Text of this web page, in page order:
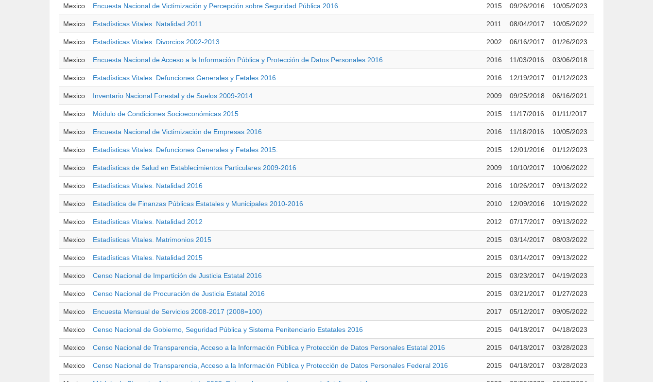
Mexico Encuesta Nacional de Victimización y Percepción sobre Seguridad Pública 2016 2015 09/26/2016 10/05/2023
Mexico Estadísticas Vitales. Natalidad 2011 2011 08/04/2017 10/05/2022
Mexico Estadísticas Vitales. Divorcios 2002-2013 2002 06/16/2017 01/26/2023
Mexico Encuesta Nacional de Acceso a la Información Pública y Protección de Datos Personales 2016 2016 11/03/2016 03/06/2018
Mexico Estadísticas Vitales. Defunciones Generales y Fetales 2016 2016 12/19/2017 01/12/2023
Mexico Inventario Nacional Forestal y de Suelos 2009-2014 2009 09/25/2018 06/16/2021
Mexico Módulo de Condiciones Socioeconómicas 2015 2015 11/17/2016 01/11/2017
Mexico Encuesta Nacional de Victimización de Empresas 2016 2016 11/18/2016 10/05/2023
Mexico Estadísticas Vitales. Defunciones Generales y Fetales 2015. 2015 12/01/2016 01/12/2023
Mexico Estadísticas de Salud en Establecimientos Particulares 2009-2016 2009 10/10/2017 10/06/2022
Mexico Estadísticas Vitales. Natalidad 2016 2016 10/26/2017 09/13/2022
Mexico Estadística de Finanzas Públicas Estatales y Municipales 2010-2016 2010 12/09/2016 10/19/2022
Mexico Estadísticas Vitales. Natalidad 2012 2012 07/17/2017 09/13/2022
Mexico Estadísticas Vitales. Matrimonios 2015 2015 03/14/2017 08/03/2022
Mexico Estadísticas Vitales. Natalidad 2015 2015 03/14/2017 09/13/2022
Mexico Censo Nacional de Impartición de Justicia Estatal 2016 2015 03/23/2017 04/19/2023
Mexico Censo Nacional de Procuración de Justicia Estatal 2016 2015 03/21/2017 01/27/2023
Mexico Encuesta Mensual de Servicios 2008-2017 (2008=100) 2017 05/12/2017 09/05/2022
Mexico Censo Nacional de Gobierno, Seguridad Pública y Sistema Penitenciario Estatales 2016 2015 04/18/2017 04/18/2023
Mexico Censo Nacional de Transparencia, Acceso a la Información Pública y Protección de Datos Personales Estatal 2016 2015 04/18/2017 03/28/2023
Mexico Censo Nacional de Transparencia, Acceso a la Información Pública y Protección de Datos Personales Federal 2016 2015 04/18/2017 03/28/2023